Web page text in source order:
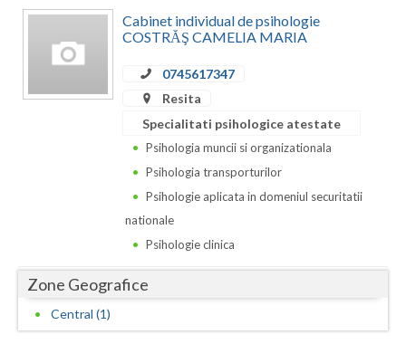
Calarasi
Caras-Severin
Giurgiu
Gorj
Cabinet individual de psihologie
COSTRĂŞ CAMELIA MARIA
0745617347
Resita
Specialitati psihologice atestate
Psihologia muncii si organizationala
Psihologia transporturilor
Psihologie aplicata in domeniul securitatii
nationale
Psihologie clinica
Zone Geografice
Central (1)